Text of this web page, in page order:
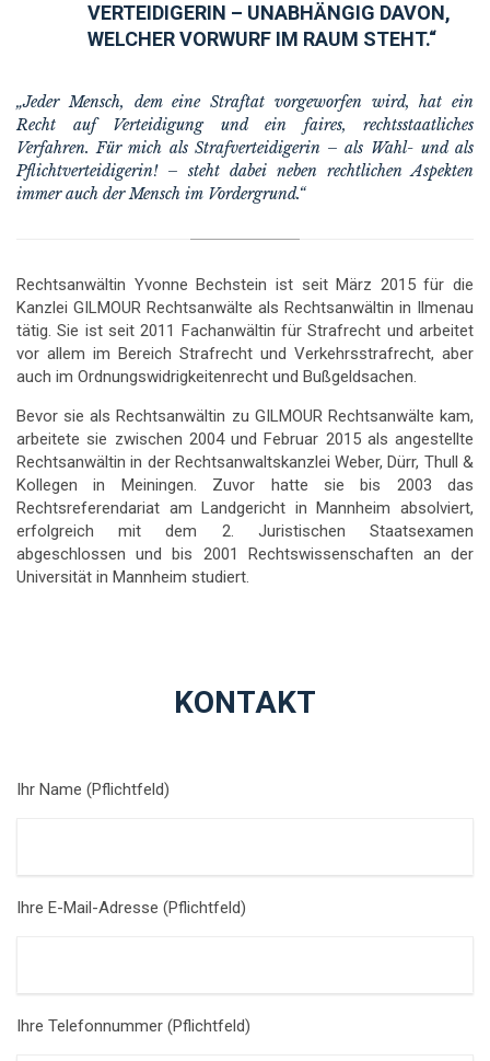
VERTEIDIGERIN – UNABHÄNGIG DAVON,
WELCHER VORWURF IM RAUM STEHT.“
„Jeder Mensch, dem eine Straftat vorgeworfen wird, hat ein
Recht auf Verteidigung und ein faires, rechtsstaatliches
Verfahren. Für mich als Strafverteidigerin – als Wahl- und als
Pflichtverteidigerin! – steht dabei neben rechtlichen Aspekten
immer auch der Mensch im Vordergrund.“
Rechtsanwältin Yvonne Bechstein ist seit März 2015 für die
Kanzlei GILMOUR Rechtsanwälte als Rechtsanwältin in Ilmenau
tätig. Sie ist seit 2011 Fachanwältin für Strafrecht und arbeitet
vor allem im Bereich Strafrecht und Verkehrsstrafrecht, aber
auch im Ordnungswidrigkeitenrecht und Bußgeldsachen.
Bevor sie als Rechtsanwältin zu GILMOUR Rechtsanwälte kam,
arbeitete sie zwischen 2004 und Februar 2015 als angestellte
Rechtsanwältin in der Rechtsanwaltskanzlei Weber, Dürr, Thull &
Kollegen in Meiningen. Zuvor hatte sie bis 2003 das
Rechtsreferendariat am Landgericht in Mannheim absolviert,
erfolgreich mit dem 2. Juristischen Staatsexamen
abgeschlossen und bis 2001 Rechtswissenschaften an der
Universität in Mannheim studiert.
KONTAKT
Ihr Name (Pflichtfeld)
Ihre E-Mail-Adresse (Pflichtfeld)
Ihre Telefonnummer (Pflichtfeld)